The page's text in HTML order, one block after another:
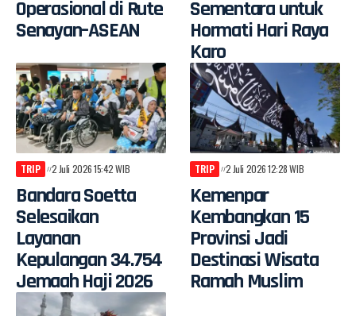
Operasional di Rute
Senayan–ASEAN
Sementara untuk
Hormati Hari Raya
Karo
TRIP 2 Juli 2026 15:42 WIB
Bandara Soetta
Selesaikan
Layanan
Kepulangan 34.754
Jemaah Haji 2026
TRIP 2 Juli 2026 12:28 WIB
Kemenpar
Kembangkan 15
Provinsi Jadi
Destinasi Wisata
Ramah Muslim